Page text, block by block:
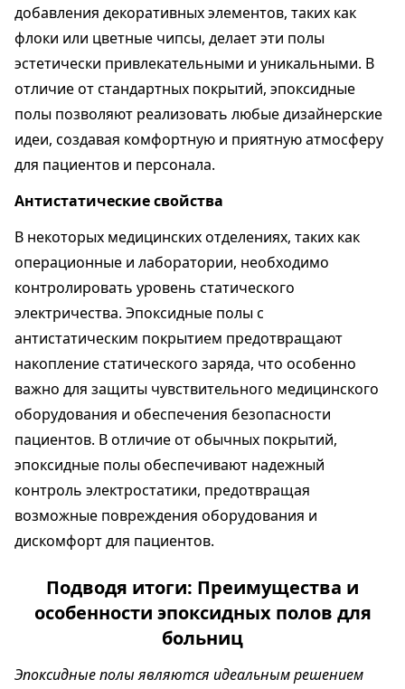
добавления декоративных элементов, таких как
флоки или цветные чипсы, делает эти полы
эстетически привлекательными и уникальными. В
отличие от стандартных покрытий, эпоксидные
полы позволяют реализовать любые дизайнерские
идеи, создавая комфортную и приятную атмосферу
для пациентов и персонала.
Антистатические свойства
В некоторых медицинских отделениях, таких как
операционные и лаборатории, необходимо
контролировать уровень статического
электричества. Эпоксидные полы с
антистатическим покрытием предотвращают
накопление статического заряда, что особенно
важно для защиты чувствительного медицинского
оборудования и обеспечения безопасности
пациентов. В отличие от обычных покрытий,
эпоксидные полы обеспечивают надежный
контроль электростатики, предотвращая
возможные повреждения оборудования и
дискомфорт для пациентов.
Подводя итоги: Преимущества и
особенности эпоксидных полов для
больниц
Эпоксидные полы являются идеальным решением